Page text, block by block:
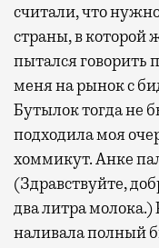
считали, что
страны, в
пытался говорить
меня на рынок с
Бутылок тогда не
подходила моя
хоммикут. Анке
(Здравствуйте,
два литра
наливала полный